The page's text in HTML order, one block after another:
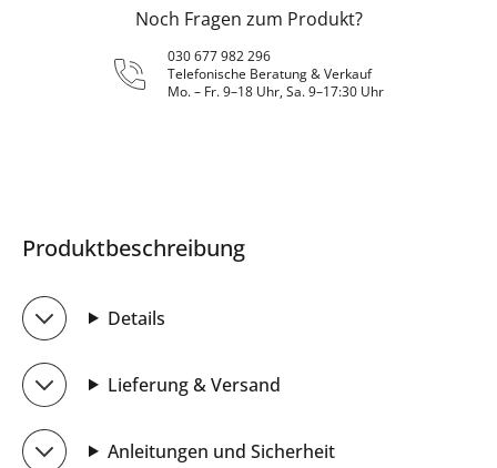
Noch Fragen zum Produkt?
030 677 982 296
Telefonische Beratung & Verkauf
Mo. – Fr. 9–18 Uhr, Sa. 9–17:30 Uhr
Produktbeschreibung
Details
Lieferung & Versand
Anleitungen und Sicherheit